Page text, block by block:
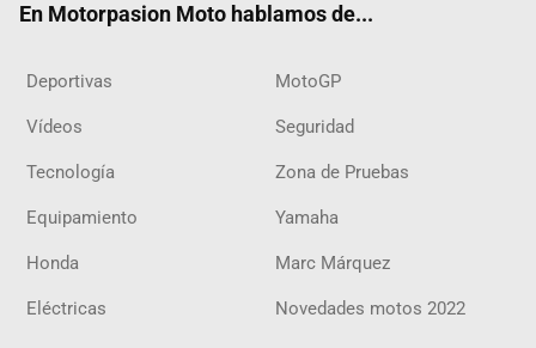
En Motorpasion Moto hablamos de...
Deportivas MotoGP
Vídeos Seguridad
Tecnología Zona de Pruebas
Equipamiento Yamaha
Honda Marc Márquez
Eléctricas Novedades motos 2022